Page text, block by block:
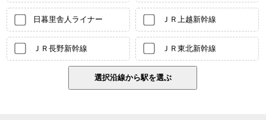
日暮里舎人ライナー ＪＲ上越新幹線
ＪＲ長野新幹線 ＪＲ東北新幹線